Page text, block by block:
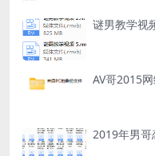
谜男教学视
AV哥2015
2019年男